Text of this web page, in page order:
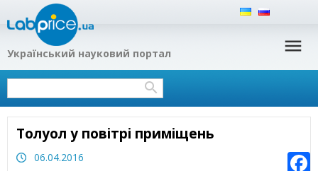
Український науковий портал
Толуол у повітрі приміщень
06.04.2016
Наша філософія
Громадська ініціатива «Україномовна
Україна»
Наукові консультанти Labprice.ua
Хімія допомагає тобі
Українська наука та суспільство: здобутки,
проблеми, перспективи
Наука і виробництво
Науково-популярні статті
Експрес-тести для аналізу в домашніх умовах
Тести для аналізу води і рідин
Нейтралізатори запаху
Водовідштовхувальні спреї для взуття,
текстилю і мембранних тканин
Гідрофобні покриття для взуття, одягу,
туристичного спорядження